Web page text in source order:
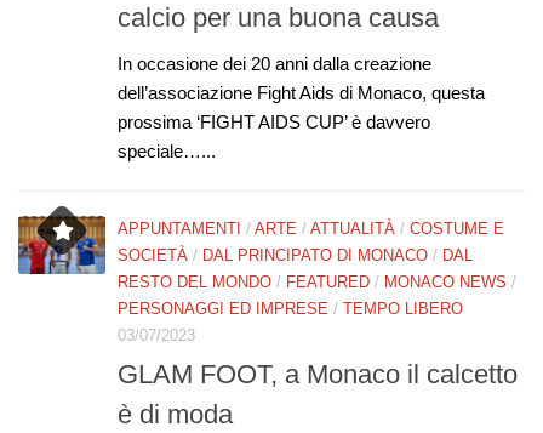
calcio per una buona causa
In occasione dei 20 anni dalla creazione
dell’associazione Fight Aids di Monaco, questa
prossima ‘FIGHT AIDS CUP’ è davvero
speciale…...
APPUNTAMENTI / ARTE / ATTUALITÀ / COSTUME E
SOCIETÀ / DAL PRINCIPATO DI MONACO / DAL
RESTO DEL MONDO / FEATURED / MONACO NEWS /
PERSONAGGI ED IMPRESE / TEMPO LIBERO
03/07/2023
GLAM FOOT, a Monaco il calcetto
è di moda